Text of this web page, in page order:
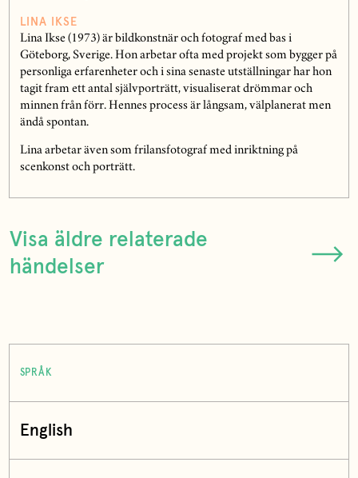
LINA IKSE
Lina Ikse (1973) är bildkonstnär och fotograf med bas i
Göteborg, Sverige. Hon arbetar ofta med projekt som bygger på
personliga erfarenheter och i sina senaste utställningar har hon
tagit fram ett antal självporträtt, visualiserat drömmar och
minnen från förr. Hennes process är långsam, välplanerat men
ändå spontan.
Lina arbetar även som frilansfotograf med inriktning på
scenkonst och porträtt.
Visa äldre relaterade
händelser
SPRÅK
English